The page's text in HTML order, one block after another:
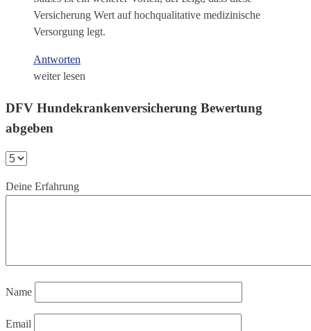
Versicherung Wert auf hochqualitative medizinische
Versorgung legt.
Antworten
weiter lesen
DFV Hundekrankenversicherung Bewertung
abgeben
Deine Erfahrung
Name
Email